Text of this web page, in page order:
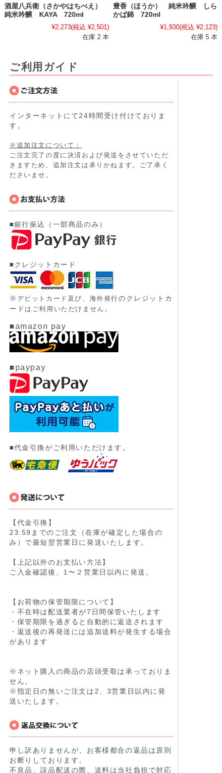
酒屋八兵衛（さかやはちべえ）
純米吟醸 KAYA 720ml
¥2,273(税込 ¥2,501)
在庫 2 本
豊香（ほうか） 純米吟醸 しら
かば錦 720ml
¥1,930(税込 ¥2,123)
在庫 5 本
ご利用ガイド
インターネットにて24時間受け付けておりま
す。
※追加注文について：
ご注文完了の度に決済および発送をさせていただ
きますため、追加注文は承りかねます。ご了承く
ださいませ。
■銀行振込（一部商品のみ）
■クレジットカード
※ デビットカード及び、 海外発行のクレジットカ
ード はご利用いただけません。
■amazon pay
■paypay
■代金引換がご利用いただけます。
【代金引換】
23:59までのご注文（在庫が確定した場合の
み）で最短翌営業日に発送いたします。
【上記以外のお支払い方法】
ご入金確認後、1〜２営業日以内に発送。
【お荷物の保管期限について】
・不在時は配送業者が7日間保管いたします
・保管期限を過ぎると自動的に返送されます
・返送後の再発送には追加送料が発生する場合
があります
※ネット購入の商品の店頭受取は承っておりま
せん。
※指定日の無いご注文は2、3営業日以内に発
送いたします。
申し訳ありませんが、お客様都合の返品は原則
お断りしております。
不良品、誤品配送の際、送料は当社負担で対応